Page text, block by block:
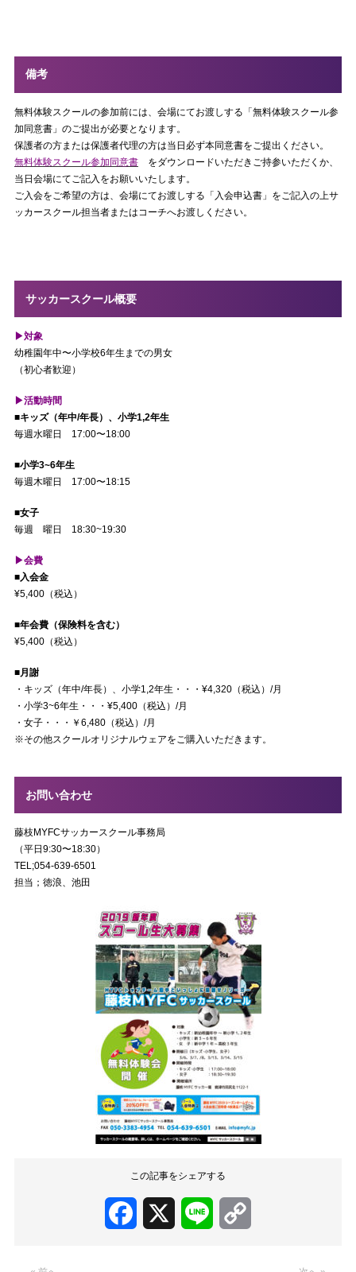
備考
無料体験スクールの参加前には、会場にてお渡しする「無料体験スクール参
加同意書」のご提出が必要となります。
保護者の方または保護者代理の方は当日必ず本同意書をご提出ください。
無料体験スクール参加同意書 をダウンロードいただきご持参いただくか、
当日会場にてご記入をお願いいたします。
ご入会をご希望の方は、会場にてお渡しする「入会申込書」をご記入の上サ
ッカースクール担当者またはコーチへお渡しください。
サッカースクール概要
▶︎対象
幼稚園年中〜小学校6年生までの男女
（初心者歓迎）
▶︎活動時間
■キッズ（年中/年長）、小学1,2年生
毎週水曜日 17:00〜18:00
■小学3~6年生
毎週木曜日 17:00〜18:15
■女子
毎週 曜日 18:30~19:30
▶︎会費
■入会金
¥5,400（税込）
■年会費（保険料を含む）
¥5,400（税込）
■月謝
・キッズ（年中/年長）、小学1,2年生・・・¥4,320（税込）/月
・小学3~6年生・・・¥5,400（税込）/月
・女子・・・￥6,480（税込）/月
※その他スクールオリジナルウェアをご購入いただきます。
お問い合わせ
藤枝MYFCサッカースクール事務局
（平日9:30〜18:30）
TEL;054-639-6501
担当；徳浪、池田
この記事をシェアする
Facebook Line